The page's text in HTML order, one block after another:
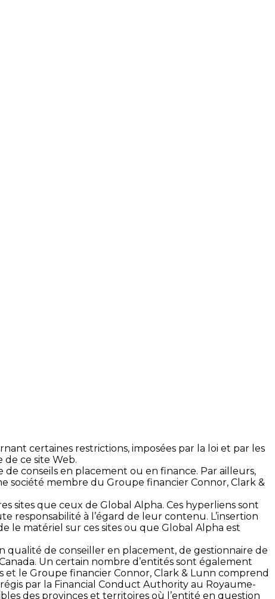
certaines restrictions, imposées par la loi et par les
ce site Web.
conseils en placement ou en finance. Par ailleurs,
société membre du Groupe financier Connor, Clark &
sites que ceux de Global Alpha. Ces hyperliens sont
responsabilité à l’égard de leur contenu. L’insertion
le matériel sur ces sites ou que Global Alpha est
qualité de conseiller en placement, de gestionnaire de
Un certain nombre d’entités sont également
et le Groupe financier Connor, Clark & Lunn comprend
par la Financial Conduct Authority au Royaume-
des provinces et territoires où l’entité en question